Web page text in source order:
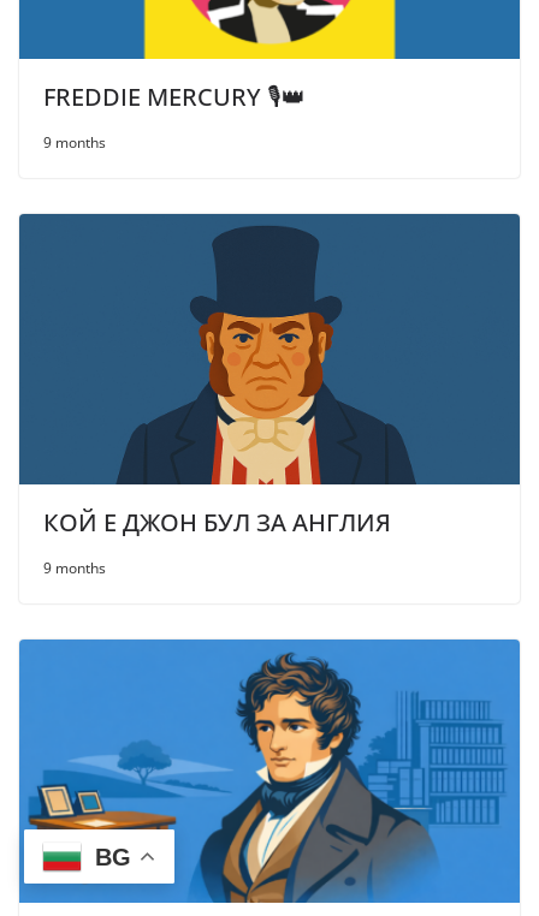
FREDDIE MERCURY 🎙️👑
9 months
КОЙ Е ДЖОН БУЛ ЗА АНГЛИЯ
9 months
BG